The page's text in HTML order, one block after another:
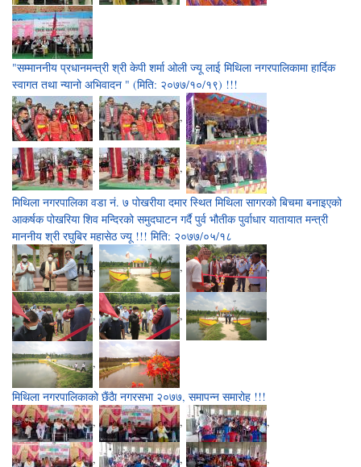
"सम्माननीय प्रधानमन्त्री श्री केपी शर्मा ओली ज्यू लाई मिथिला नगरपालिकामा हार्दिक
स्वागत तथा न्यानो अभिवादन " (मिति: २०७७/१०/१९) !!!
, , ,
, ,
मिथिला नगरपालिका वडा नं. ७ पोखरीया दमार स्थित मिथिला सागरको बिचमा बनाइएको
आकर्षक पोखरिया शिव मन्दिरको समुदघाटन गर्दै पुर्व भौतीक पुर्वाधार यातायात मन्त्री
माननीय श्री रघुबिर महासेठ ज्यू !!! मिति: २०७७/०५/१८
,
, ,
, , ,
,
मिथिला नगरपालिकाको छैंठैा नगरसभा २०७७, समापन्न समारोह !!!
,
, ,
, , ,